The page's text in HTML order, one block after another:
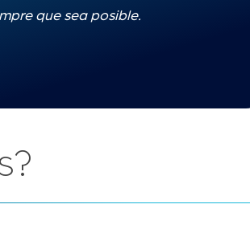
que sea posible.